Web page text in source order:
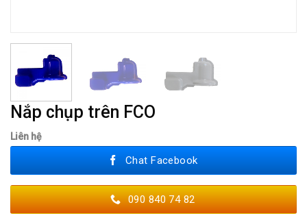
Nắp chụp trên FCO
Liên hệ
Chat Facebook
090 840 74 82